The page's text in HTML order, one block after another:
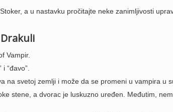
a u nastavku pročitajte neke zanimljivosti
Vampir.
“đavo”.
na svetoj zemlji i može da se promeni u vampira u
stene, a dvorac je luskuzno uređen. Međutim,